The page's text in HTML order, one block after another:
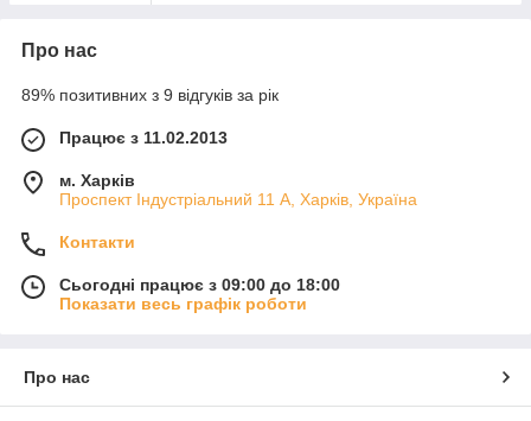
Про нас
89% позитивних з 9 відгуків за рік
Працює з 11.02.2013
м. Харків
Проспект Індустріальний 11 А, Харків, Україна
Контакти
Сьогодні працює з 09:00 до 18:00
Показати весь графік роботи
Про нас